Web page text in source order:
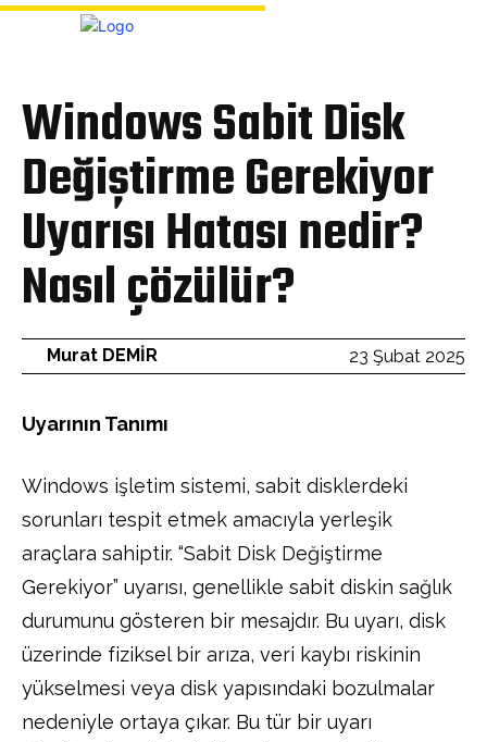
Windows Sabit Disk
Değiştirme Gerekiyor
Uyarısı Hatası nedir?
Nasıl çözülür?
23 Şubat 2025
Murat DEMİR
Uyarının Tanımı
Windows işletim sistemi, sabit disklerdeki
sorunları tespit etmek amacıyla yerleşik
araçlara sahiptir. “Sabit Disk Değiştirme
Gerekiyor” uyarısı, genellikle sabit diskin sağlık
durumunu gösteren bir mesajdır. Bu uyarı, disk
üzerinde fiziksel bir arıza, veri kaybı riskinin
yükselmesi veya disk yapısındaki bozulmalar
nedeniyle ortaya çıkar. Bu tür bir uyarı